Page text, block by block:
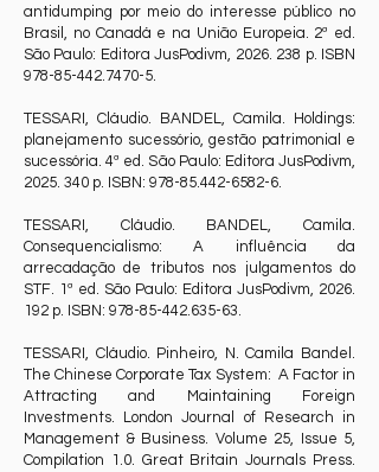
antidumping por meio do interesse público no
Brasil, no Canadá e na União Europeia. 2ª ed.
São Paulo: Editora JusPodivm, 2026. 238 p. ISBN
978-85-442.7470-5.
TESSARI, Cláudio. BANDEL, Camila. Holdings:
planejamento sucessório, gestão patrimonial e
sucessória. 4ª ed. São Paulo: Editora JusPodivm,
2025. 340 p. ISBN: 978-85.442-6582-6.
TESSARI, Cláudio. BANDEL, Camila.
Consequencialismo: A influência da
arrecadação de tributos nos julgamentos do
STF. 1ª ed. São Paulo: Editora JusPodivm, 2026.
192 p. ISBN: 978-85-442.635-63.
TESSARI, Cláudio. Pinheiro, N. Camila Bandel.
The Chinese Corporate Tax System: A Factor in
Attracting and Maintaining Foreign
Investments. London Journal of Research in
Management & Business. Volume 25, Issue 5,
Compilation 1.0. Great Britain Journals Press.